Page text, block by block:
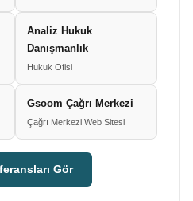
Analiz Hukuk
Danışmanlık
Hukuk Ofisi
Gsoom Çağrı Merkezi
Çağrı Merkezi Web Sitesi
Gör